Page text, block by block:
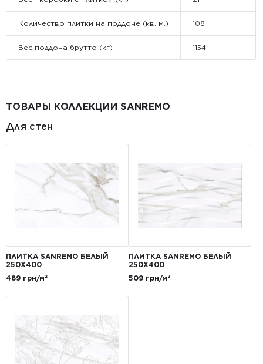
Количество плитки на поддоне (кв. м.) 108
Вес поддона брутто (кг) 1154
ТОВАРЫ КОЛЛЕКЦИИ SANREMO
Для стен
ПЛИТКА SANREMO БЕЛЫЙ
250X400
489 грн/м²
ПЛИТКА SANREMO БЕЛЫЙ
250X400
509 грн/м²